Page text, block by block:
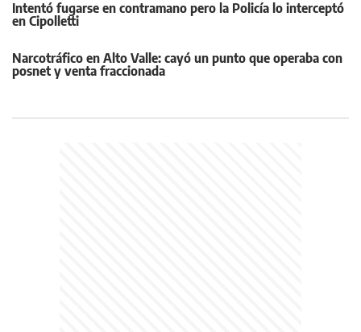
Intentó fugarse en contramano pero la Policía lo interceptó
en Cipolletti
Narcotráfico en Alto Valle: cayó un punto que operaba con
posnet y venta fraccionada